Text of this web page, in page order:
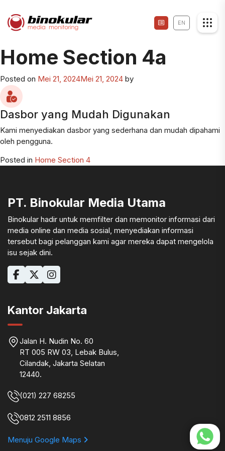
EN
Home Section 4a
Posted on Mei 21, 2024Mei 21, 2024 by
Dasbor yang Mudah Digunakan
Kami menyediakan dasbor yang sederhana dan mudah dipahami
oleh pengguna.
Posted in Home Section 4
PT. Binokular Media Utama
Binokular hadir untuk memfilter dan memonitor informasi dari
media online dan media sosial, menyediakan informasi
tersebut bagi pelanggan kami agar mereka dapat mengelola
isu sejak dini.
Kantor Jakarta
Jalan H. Nudin No. 60
RT 005 RW 03, Lebak Bulus,
Cilandak, Jakarta Selatan
12440.
(021) 227 68255
0812 2511 8856
Menuju Google Maps